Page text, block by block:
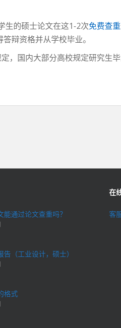
生的硕士论文在这1-2次免费查重
辩资格并从学校毕业。
，国内大部分高校规定研究生
能通过论文查重吗？
（工业设计，硕士）
格式
在
客